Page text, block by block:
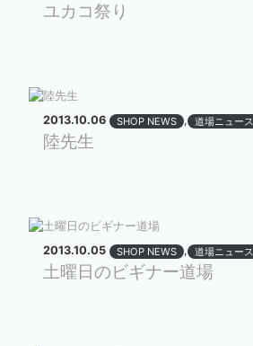
ユカコ祭り
2013.10.06 SHOP NEWS , 道場ニュース
陸先生
2013.10.05 SHOP NEWS , 道場ニュース
土曜日のビギナー道場